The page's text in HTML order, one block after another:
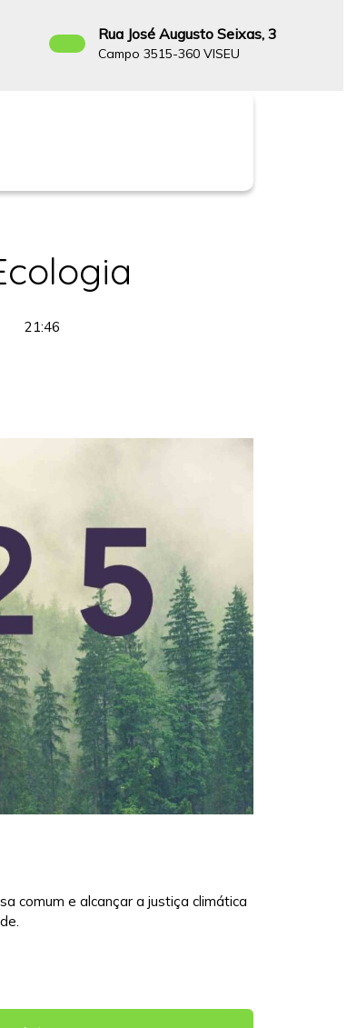
Rua José Augusto Seixas, 3
Campo 3515-360 VISEU
21:46
comum e alcançar a justiça climática